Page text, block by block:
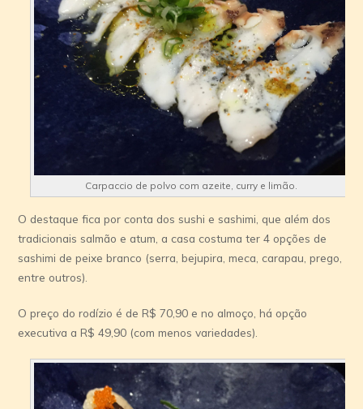
Carpaccio de polvo com azeite, curry e limão.
O destaque fica por conta dos sushi e sashimi, que além dos
tradicionais salmão e atum, a casa costuma ter 4 opções de
sashimi de peixe branco (serra, bejupira, meca, carapau, prego,
entre outros).
O preço do rodízio é de R$ 70,90 e no almoço, há opção
executiva a R$ 49,90 (com menos variedades).